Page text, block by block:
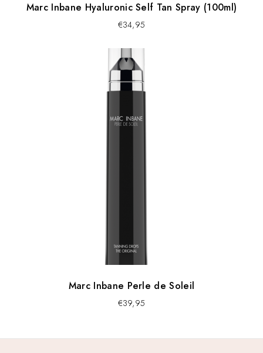
Marc Inbane Hyaluronic Self Tan Spray (100ml)
€34,95
Marc Inbane Perle de Soleil
€39,95